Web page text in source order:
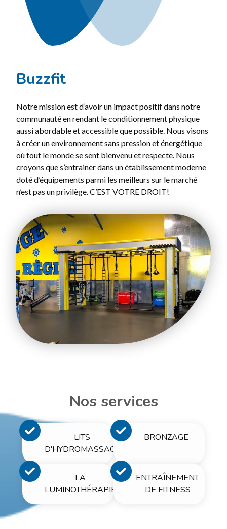
Buzzfit
Notre mission est d’avoir un impact positif dans notre
communauté en rendant le conditionnement physique
aussi abordable et accessible que possible. Nous visons
à créer un environnement sans pression et énergétique
où tout le monde se sent bienvenu et respecte. Nous
croyons que s’entrainer dans un établissement moderne
doté d’équipements parmi les meilleurs sur le marché
n’est pas un privilège. C’EST VOTRE DROIT!
Nos services
LITS
D'HYDROMASSAGE
BRONZAGE
LA
LUMINOTHÉRAPIE
ENTRAÎNEMENT
DE FITNESS